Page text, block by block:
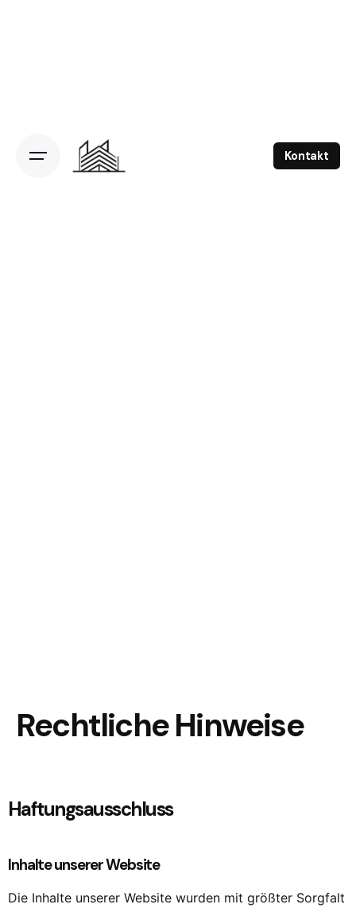
Kontakt
Rechtliche Hinweise
Haftungsausschluss
Inhalte unserer Website
Die Inhalte unserer Website wurden mit größter Sorgfalt